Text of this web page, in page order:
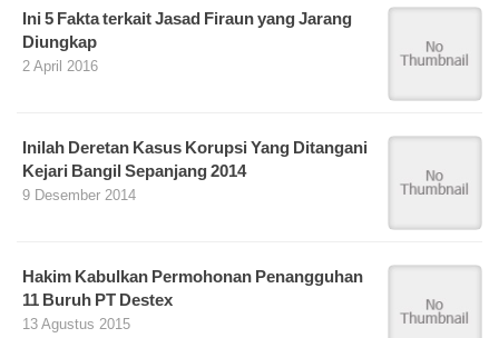
Ini 5 Fakta terkait Jasad Firaun yang Jarang
Diungkap
2 April 2016
Inilah Deretan Kasus Korupsi Yang Ditangani
Kejari Bangil Sepanjang 2014
9 Desember 2014
Hakim Kabulkan Permohonan Penangguhan
11 Buruh PT Destex
13 Agustus 2015